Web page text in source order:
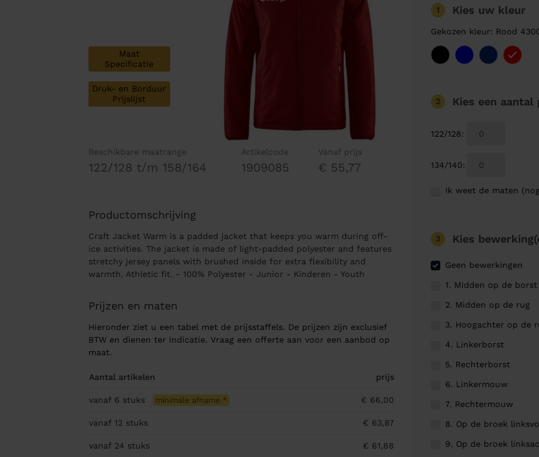
Maat
Specificatie
Druk- en Borduur
Prijslijst
Beschikbare maatrange
122/128 t/m 158/164
Artikelcode
1909085
Vanaf prijs
€ 55,77
Productomschrijving
Craft Jacket Warm is a padded jacket that keeps you warm during off-
ice activities. The jacket is made of light-padded polyester and features
stretchy jersey panels with brushed inside for extra flexibility and
warmth. Athletic fit. - 100% Polyester - Junior - Kinderen - Youth
Prijzen en maten
Hieronder ziet u een tabel met de prijsstaffels. De prijzen zijn exclusief
BTW en dienen ter indicatie. Vraag een offerte aan voor een aanbod op
maat.
Aantal artikelen prijs
vanaf 6 stuks minimale afname * € 66,00
vanaf 12 stuks € 63,87
vanaf 24 stuks € 61,88
1 Kies uw kleur
Gekozen kleur: Rood
2 Kies een aantal
122/128:
134/140:
Ik weet de maten
3 Kies
Geen bewerkingen
1. Midden op de borst
2. Midden op de rug
3. Hoogachter op de
4. Linkerborst
5. Rechterborst
6. Linkermouw
7. Rechtermouw
8. Op de broek
9. Op de broek